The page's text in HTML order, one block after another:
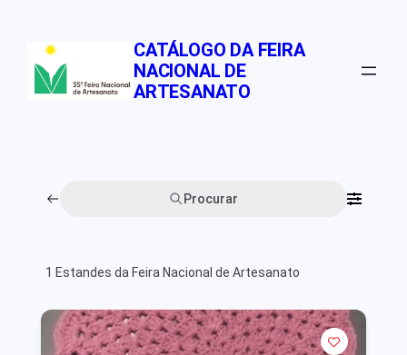
conteúdo
CATÁLOGO DA FEIRA
NACIONAL DE
ARTESANATO
Procurar
1 Estandes da Feira Nacional de Artesanato